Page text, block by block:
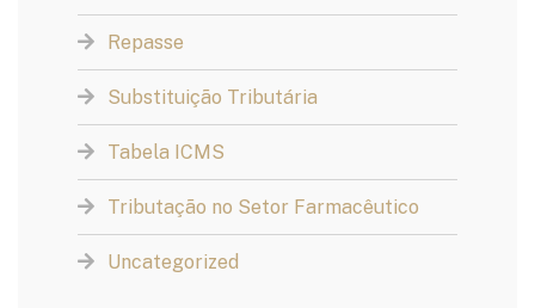
Repasse
Substituição Tributária
Tabela ICMS
Tributação no Setor Farmacêutico
Uncategorized